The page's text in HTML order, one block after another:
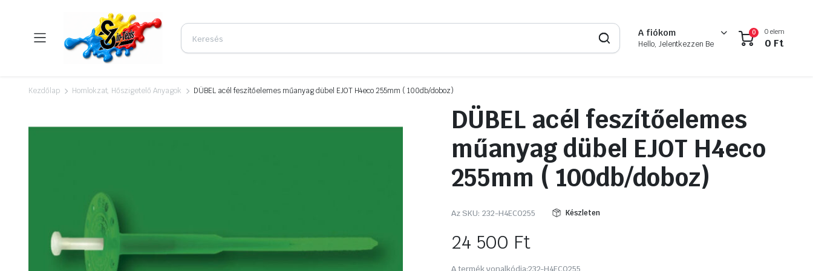
A fiókom
Hello, Jelentkezzen Be
0 0 elem
0 Ft
Kezdőlap Homlokzat, Hőszigetelő Anyagok DÜBEL acél feszítőelemes műanyag dübel EJOT H4eco 255mm ( 100db/doboz)
DÜBEL acél feszítőelemes
műanyag dübel EJOT H4eco
255mm ( 100db/doboz)
Az SKU: 232-H4ECO255 Készleten
24 500 Ft